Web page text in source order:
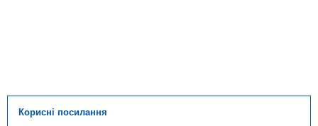
Корисні посилання